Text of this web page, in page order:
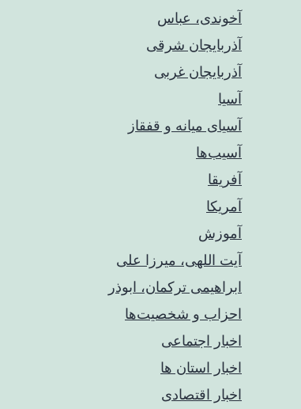
آخوندی، عباس
آذربایجان شرقی
آذربایجان غربی
آسیا
آسیای میانه و قفقاز
آسیب‌ها
آفریقا
آمریکا
آموزش
آیت اللهی، میرزا علی
ابراهیمی ترکمان، ابوذر
احزاب و شخصیت‌ها
اخبار اجتماعی
اخبار استان ها
اخبار اقتصادی